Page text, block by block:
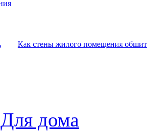
Как стены жилого помещения
Для дома